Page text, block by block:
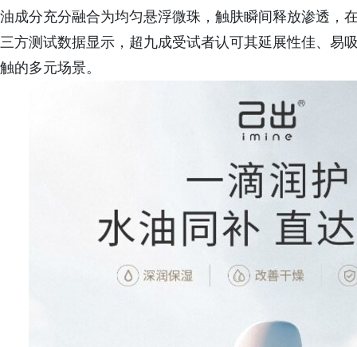
油成分充分融合为均匀悬浮微珠，触肤瞬间释放渗透，
三方测试数据显示，超九成受试者认可其延展性佳、易
触的多元场景。